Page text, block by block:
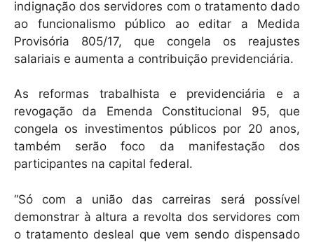
indignação dos servidores com o tratamento dado
ao funcionalismo público ao editar a Medida
Provisória 805/17, que congela os reajustes
salariais e aumenta a contribuição previdenciária.
As reformas trabalhista e previdenciária e a
revogação da Emenda Constitucional 95, que
congela os investimentos públicos por 20 anos,
também serão foco da manifestação dos
participantes na capital federal.
“Só com a união das carreiras será possível
demonstrar à altura a revolta dos servidores com
o tratamento desleal que vem sendo dispensado